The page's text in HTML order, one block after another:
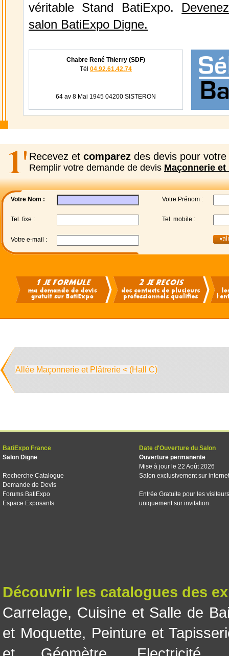
véritable Stand BatiExpo.
salon BatiExpo Digne.
Chabre René Thierry (SDF)
Tél 04.92.61.42.74
64 av 8 Mai 1945 04200 SISTERON
Recevez et comparez des devis pour votre
Remplir votre demande de devis Maçonnerie et
Votre Nom : Votre Prénom :
Tel. fixe : Tel. mobile :
Votre e-mail :
Allée Maçonnerie et Plâtrerie < (Hall C)
BatiExpo France
Salon Digne
Recherche Catalogue
Demande de Devis
Forums BatiExpo
Espace Exposants
Date d'Ouverture du Salon
Ouverture permanente
Mise à jour le 22 Août 2026
Salon exclusivement sur internet
Entrée Gratuite pour les visiteurs
uniquement sur invitation.
Découvrir les catalogues des
Carrelage, Cuisine et Salle de
et Moquette, Peinture et